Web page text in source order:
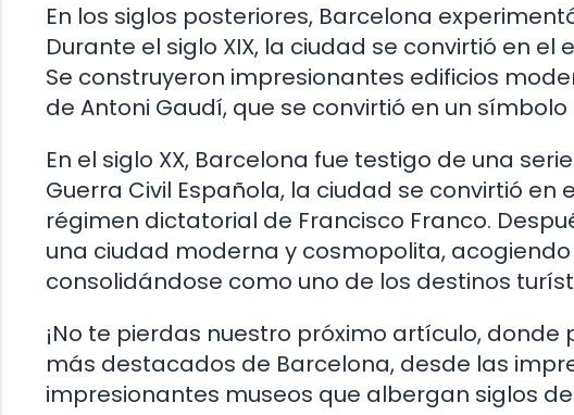
En los siglos posteriores, Barcelona
Durante el siglo XIX, la ciudad se convirtió en
Se construyeron impresionantes edificios
de Antoni Gaudí, que se convirtió en un
En el siglo XX, Barcelona fue testigo de una
Guerra Civil Española, la ciudad se convirtió
régimen dictatorial de Francisco Franco.
una ciudad moderna y cosmopolita, acogiendo
consolidándose como uno de los destinos
¡No te pierdas nuestro próximo artículo,
más destacados de Barcelona, desde las
impresionantes museos que albergan siglos